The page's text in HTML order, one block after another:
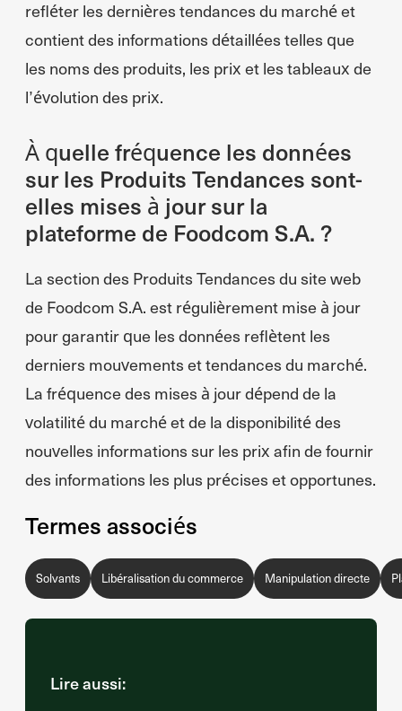
refléter les dernières tendances du marché et
contient des informations détaillées telles que
les noms des produits, les prix et les tableaux de
l’évolution des prix.
À quelle fréquence les données
sur les Produits Tendances sont-
elles mises à jour sur la
plateforme de Foodcom S.A. ?
La section des Produits Tendances du site web
de Foodcom S.A. est régulièrement mise à jour
pour garantir que les données reflètent les
derniers mouvements et tendances du marché.
La fréquence des mises à jour dépend de la
volatilité du marché et de la disponibilité des
nouvelles informations sur les prix afin de fournir
des informations les plus précises et opportunes.
Termes associés
Solvants Libéralisation du commerce Manipulation directe
Lire aussi: